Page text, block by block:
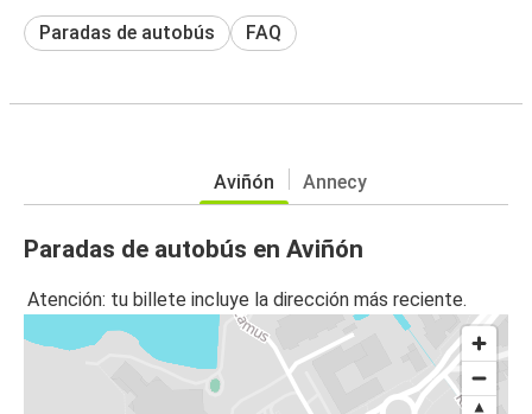
Paradas de autobús FAQ
Aviñón Annecy
Paradas de autobús en Aviñón
Atención: tu billete incluye la dirección más reciente.